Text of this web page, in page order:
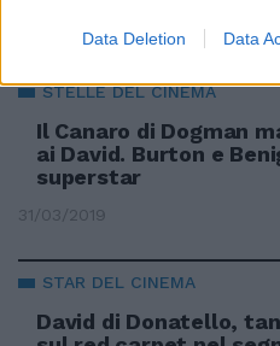
Data Deletion Data
STELLE DEL CINEMA
Il Canaro di Dogman
ai David. Burton e
superstar
31/03/2019
STAR DEL CINEMA
David di Donatello,